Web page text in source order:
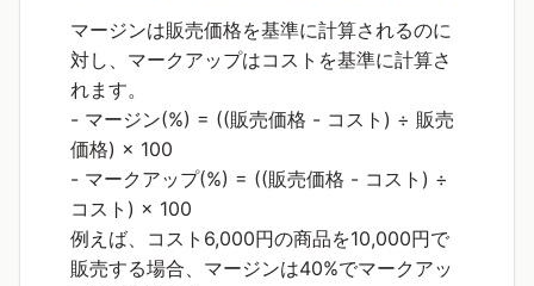
マージンは販売価格を基準に計算されるのに
対し、マークアップはコストを基準に計算さ
れます。
- マージン(%) = ((販売価格 - コスト) ÷ 販売
価格) × 100
- マークアップ(%) = ((販売価格 - コスト) ÷
コスト) × 100
例えば、コスト6,000円の商品を10,000円で
販売する場合、マージンは40%でマークアッ